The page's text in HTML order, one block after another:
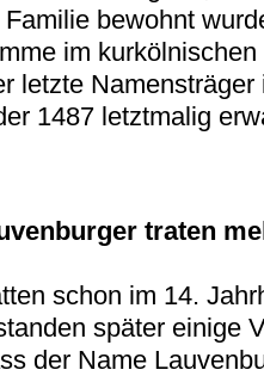
bewohnt
im kurkölnischen
letzte Namensträger
1487 letztmalig
traten
schon im 14.
später einige
der Name